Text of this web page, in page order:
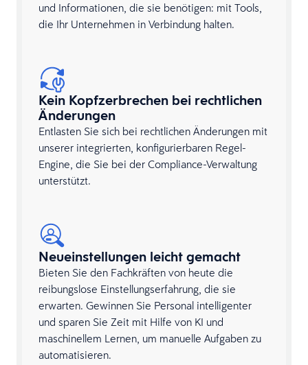
und Informationen, die sie benötigen: mit Tools,
die Ihr Unternehmen in Verbindung halten.
Kein Kopfzerbrechen bei rechtlichen
Änderungen
Entlasten Sie sich bei rechtlichen Änderungen mit
unserer integrierten, konfigurierbaren Regel-
Engine, die Sie bei der Compliance-Verwaltung
unterstützt.
Neueinstellungen leicht gemacht
Bieten Sie den Fachkräften von heute die
reibungslose Einstellungserfahrung, die sie
erwarten. Gewinnen Sie Personal intelligenter
und sparen Sie Zeit mit Hilfe von KI und
maschinellem Lernen, um manuelle Aufgaben zu
automatisieren.